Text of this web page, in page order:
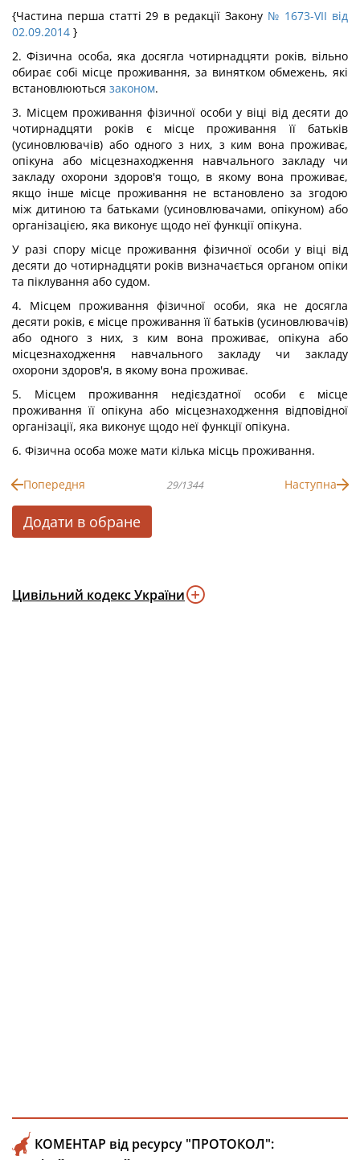
{Частина перша статті 29 в редакції Закону № 1673-VII від
02.09.2014 }
2. Фізична особа, яка досягла чотирнадцяти років, вільно
обирає собі місце проживання, за винятком обмежень, які
встановлюються законом.
3. Місцем проживання фізичної особи у віці від десяти до
чотирнадцяти років є місце проживання її батьків
(усиновлювачів) або одного з них, з ким вона проживає,
опікуна або місцезнаходження навчального закладу чи
закладу охорони здоров'я тощо, в якому вона проживає,
якщо інше місце проживання не встановлено за згодою
між дитиною та батьками (усиновлювачами, опікуном) або
організацією, яка виконує щодо неї функції опікуна.
У разі спору місце проживання фізичної особи у віці від
десяти до чотирнадцяти років визначається органом опіки
та піклування або судом.
4. Місцем проживання фізичної особи, яка не досягла
десяти років, є місце проживання її батьків (усиновлювачів)
або одного з них, з ким вона проживає, опікуна або
місцезнаходження навчального закладу чи закладу
охорони здоров'я, в якому вона проживає.
5. Місцем проживання недієздатної особи є місце
проживання її опікуна або місцезнаходження відповідної
організації, яка виконує щодо неї функції опікуна.
6. Фізична особа може мати кілька місць проживання.
Попередня 29/1344 Наступна
Додати в обране
Цивільний кодекс України
КОМЕНТАР від ресурсу "ПРОТОКОЛ":